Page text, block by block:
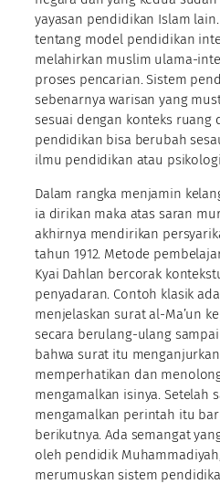
yayasan pendidikan Islam
tentang model pendidikan
melahirkan muslim ulama-
proses pencarian. Sistem
sebenarnya warisan yang
sesuai dengan konteks ruang
pendidikan bisa berubah
ilmu pendidikan atau
Dalam rangka menjamin
ia dirikan maka atas saran
akhirnya mendirikan
tahun 1912. Metode
Kyai Dahlan bercorak
penyadaran. Contoh klasik
menjelaskan surat al-Ma’un
secara berulang-ulang
bahwa surat itu
memperhatikan dan
mengamalkan isinya. Setelah
mengamalkan perintah itu
berikutnya. Ada semangat
oleh pendidik
merumuskan sistem